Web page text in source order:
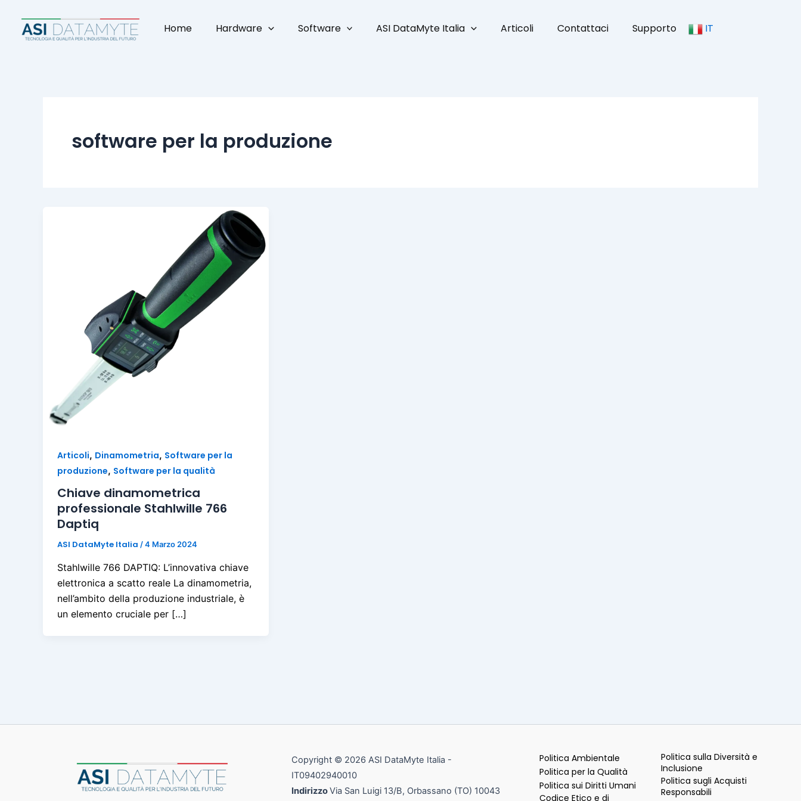
contenuto
Home Hardware Software ASI DataMyte Italia Articoli Contattaci Supporto IT
software per la produzione
Articoli, Dinamometria, Software per la
produzione, Software per la qualità
Chiave dinamometrica
professionale Stahlwille 766
Daptiq
ASI DataMyte Italia /4 Marzo 2024
Stahlwille 766 DAPTIQ: L’innovativa chiave
elettronica a scatto reale La dinamometria,
nell’ambito della produzione industriale, è
un elemento cruciale per […]
Copyright © 2026 ASI DataMyte Italia -
IT09402940010
IndirizzoVia San Luigi 13/B, Orbassano (TO) 10043
Politica Ambientale
Politica per la Qualità
Politica sui Diritti Umani
Codice Etico e di
Politica sulla Diversità e
Inclusione
Politica sugli Acquisti
Responsabili